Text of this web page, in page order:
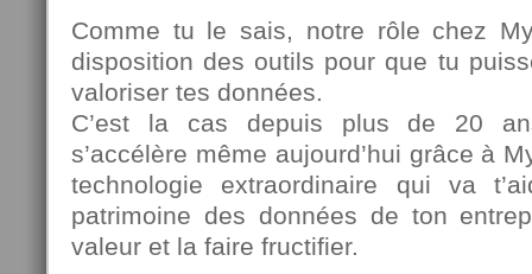
Comme tu le sais, notre rôle chez
disposition des outils pour que tu
valoriser tes données.
C’est la cas depuis plus de 20
s’accélère même aujourd’hui grâce à
technologie extraordinaire qui va
patrimoine des données de ton
valeur et la faire fructifier.